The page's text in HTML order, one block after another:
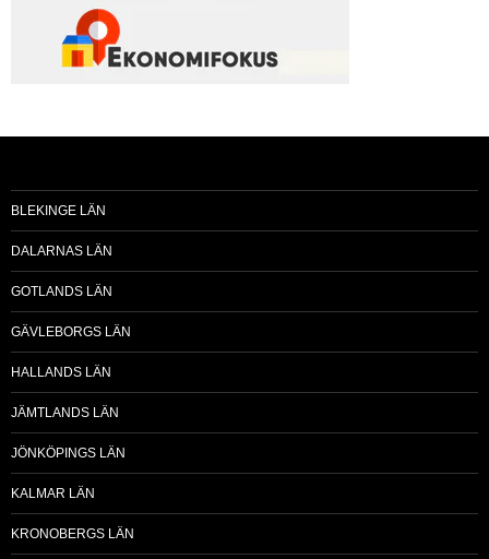
BLEKINGE LÄN
DALARNAS LÄN
GOTLANDS LÄN
GÄVLEBORGS LÄN
HALLANDS LÄN
JÄMTLANDS LÄN
JÖNKÖPINGS LÄN
KALMAR LÄN
KRONOBERGS LÄN